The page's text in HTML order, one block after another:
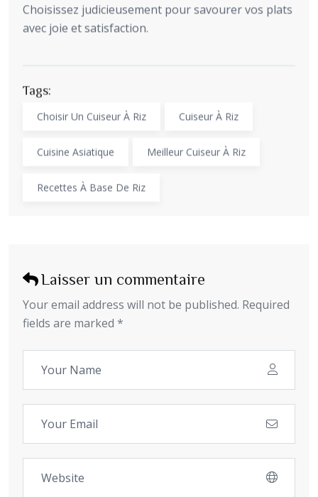
Choisissez judicieusement pour savourer vos plats
avec joie et satisfaction.
Tags:
Choisir Un Cuiseur À Riz Cuiseur À Riz
Cuisine Asiatique Meilleur Cuiseur À Riz
Recettes À Base De Riz
Laisser un commentaire
Your email address will not be published. Required
fields are marked *